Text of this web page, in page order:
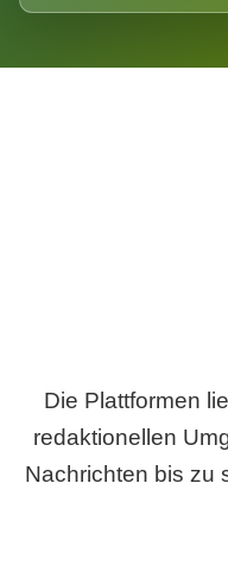
Die Plattformen
redaktionellen
Nachrichten bis zu